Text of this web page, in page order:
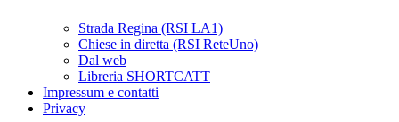
Strada Regina (RSI LA1)
Chiese in diretta (RSI ReteUno)
Dal web
Libreria SHORTCATT
Impressum e contatti
Privacy